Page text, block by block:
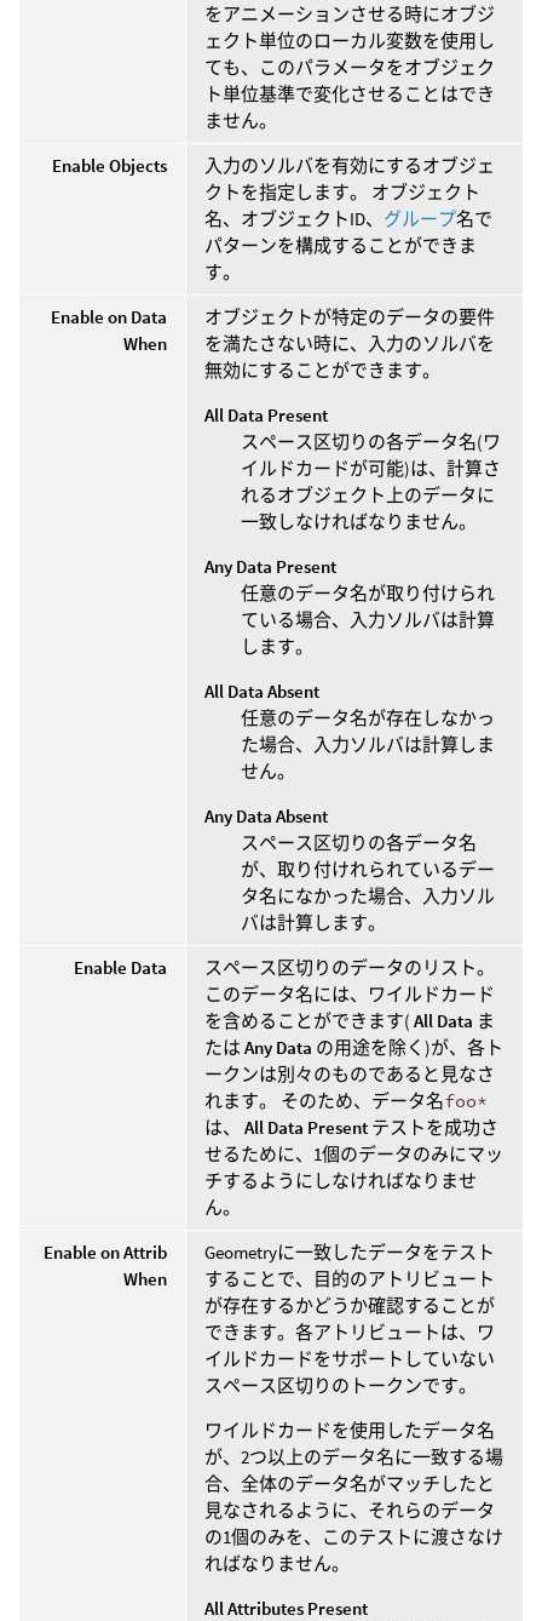
をアニメーションさせる時にオブジ
ェクト単位のローカル変数を使用し
ても、このパラメータをオブジェク
ト単位基準で変化させることはでき
ません。
Enable Objects
入力のソルバを有効にするオブジェ
クトを指定します。 オブジェクト
名、オブジェクトID、 グループ名で
パターンを構成することができま
す。
Enable on Data
When
オブジェクトが特定のデータの要件
を満たさない時に、入力のソルバを
無効にすることができます。
All Data Present
スペース区切りの各データ名(ワ
イルドカードが可能)は、計算さ
れるオブジェクト上のデータに
一致しなければなりません。
Any Data Present
任意のデータ名が取り付けられ
ている場合、入力ソルバは計算
します。
All Data Absent
任意のデータ名が存在しなかっ
た場合、入力ソルバは計算しま
せん。
Any Data Absent
スペース区切りの各データ名
が、取り付けれられているデー
タ名になかった場合、入力ソル
バは計算します。
Enable Data
スペース区切りのデータのリスト。
このデータ名には、ワイルドカード
を含めることができます( All Data ま
たは Any Data の用途を除く)が、各ト
ークンは別々のものであると見なさ
れます。 そのため、データ名foo*
は、 All Data Present テストを成功さ
せるために、1個のデータのみにマッ
チするようにしなければなりませ
ん。
Enable on Attrib
When
Geometryに一致したデータをテスト
することで、目的のアトリビュート
が存在するかどうか確認することが
できます。各アトリビュートは、ワ
イルドカードをサポートしていない
スペース区切りのトークンです。
ワイルドカードを使用したデータ名
が、2つ以上のデータ名に一致する場
合、全体のデータ名がマッチしたと
見なされるように、それらのデータ
の1個のみを、このテストに渡さなけ
ればなりません。
All Attributes Present